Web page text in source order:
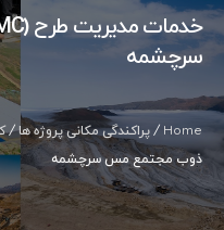
سرچشمه
Home
/ پراکندگی مکانی پروژه ها/
ذوب مجتمع مس سرچشمه